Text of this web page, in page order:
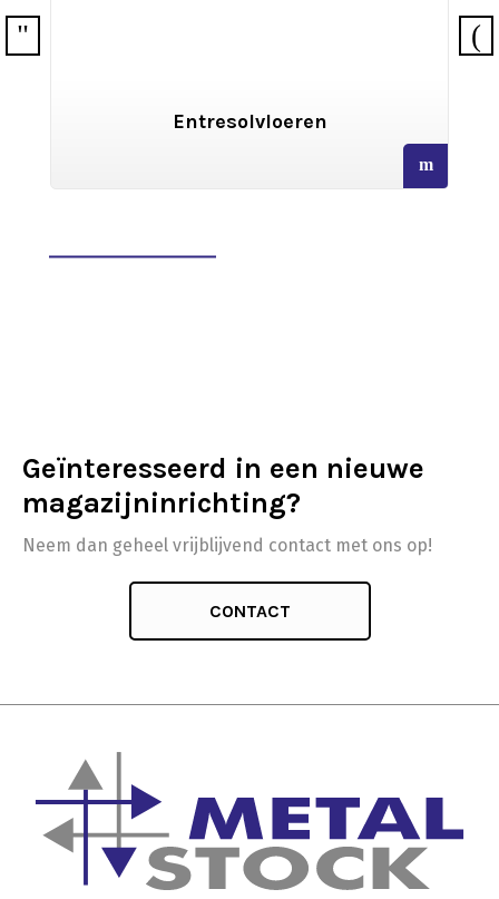
Archiefstellingen
Geïnteresseerd in een nieuwe
magazijninrichting?
Neem dan geheel vrijblijvend contact met ons op!
CONTACT